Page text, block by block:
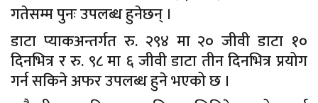
गतेसम्म पुनः उपलब्ध हुनेछन् ।
डाटा प्याकअन्तर्गत रु. २९४ मा २० जीवी डाटा १०
दिनभित्र र रु. ९८ मा ६ जीवी डाटा तीन दिनभित्र प्रयोग
गर्न सकिने अफर उपलब्ध हुने भएको छ ।